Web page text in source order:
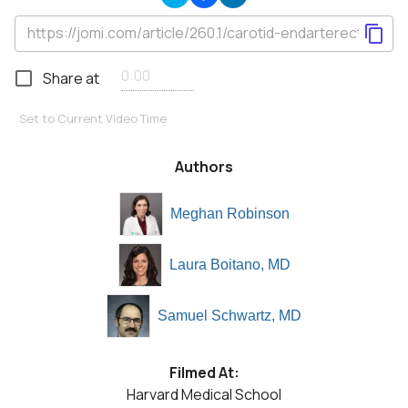
Share at
Set to Current Video Time
Authors
Meghan Robinson
Laura Boitano, MD
Samuel Schwartz, MD
Filmed At:
Harvard Medical School